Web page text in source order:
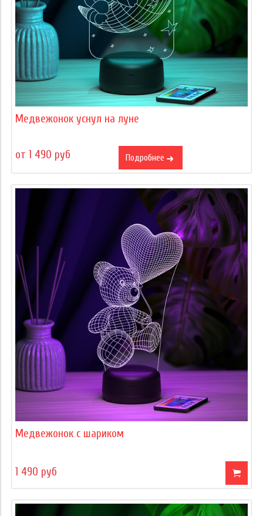
Медвежонок уснул на луне
от 1 490 руб Подробнее
Медвежонок с шариком
1 490 руб